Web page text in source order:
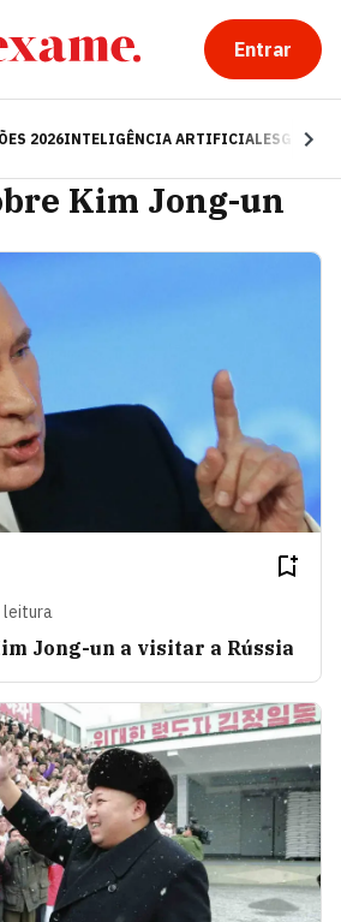
Entrar
2026INTELIGÊNCIA ARTIFICIALESG
Kim Jong-un
leitura
Jong-un a visitar a Rússia